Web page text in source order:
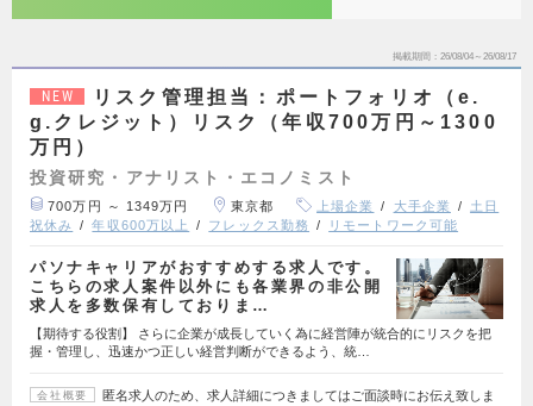
掲載期間 26/08/04～26/08/17
NEW
リスク管理担当：ポートフォリオ（e.
g.クレジット）リスク（年収700万円～1300
万円）
投資研究・アナリスト・エコノミスト
700万円 ～ 1349万円 東京都 上場企業 大手企業
土日
祝休み
年収600万以上 フレックス勤務 リモートワーク可能
パソナキャリアがおすすめする求人です。
こちらの求人案件以外にも各業界の非公開
求人を多数保有しておりま…
【期待する役割】 さらに企業が成長していく為に経営陣が統合的にリスクを把
握・管理し、迅速かつ正しい経営判断ができるよう、統…
会社概要
匿名求人のため、求人詳細につきましてはご面談時にお伝え致しま